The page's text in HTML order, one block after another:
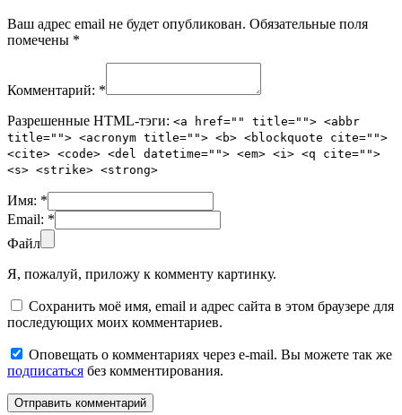
Ваш адрес email не будет опубликован. Обязательные поля
помечены *
Комментарий: *
Разрешенные HTML-тэги: <a href="" title=""> <abbr
title=""> <acronym title=""> <b> <blockquote cite="">
<cite> <code> <del datetime=""> <em> <i> <q cite="">
<s> <strike> <strong>
Имя: *
Email: *
Файл
Я, пожалуй, приложу к комменту картинку.
Сохранить моё имя, email и адрес сайта в этом браузере для
последующих моих комментариев.
Оповещать о комментариях через e-mail. Вы можете так же
подписаться без комментирования.